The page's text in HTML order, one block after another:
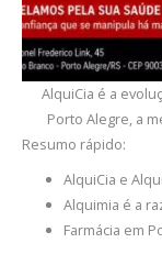
AlquiCia é a
Porto Alegre, a
Resumo rápido:
AlquiCia e
Alquimia é a
Farmácia em